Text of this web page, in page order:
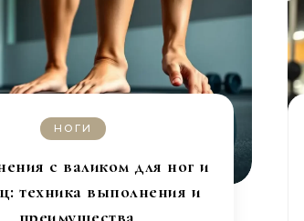
НОГИ
с валиком для ног и
техника выполнения и